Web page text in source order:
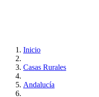
Inicio
Casas Rurales
Andalucía